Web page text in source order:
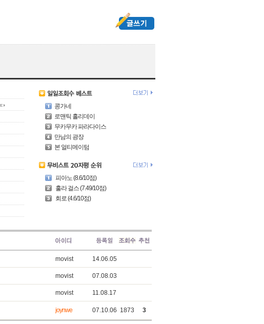
콩가네
로맨틱 홀리데이
무카무카 파라다이스
만남의 광장
본 얼티메이텀
피아노 (8.6/10점)
훌라 걸스 (7.49/10점)
회로 (4.6/10점)
movist 14.06.05
movist 07.08.03
movist 11.08.17
joynwe 07.10.06 1873 3